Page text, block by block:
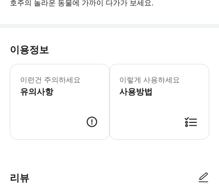
호주의 놀라운 동물에 가까이 다가가 보세요.
이용정보
이런건 주의하세요
유의사항
이 명소는 오전 9시 30분부터 오후 4
이렇게 사용하세요
사용방법
리뷰